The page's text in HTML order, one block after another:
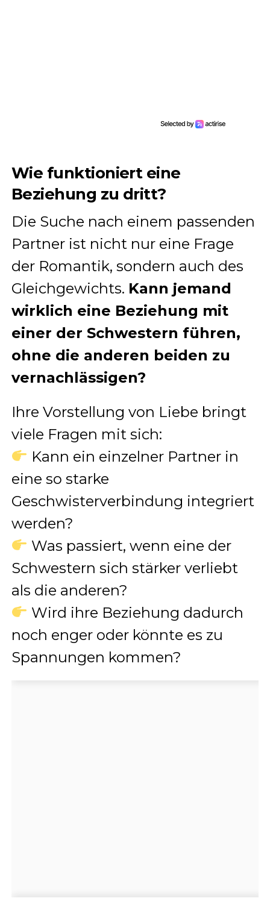
Wie funktioniert eine
Beziehung zu dritt?
Die Suche nach einem passenden
Partner ist nicht nur eine Frage
der Romantik, sondern auch des
Gleichgewichts. Kann jemand
wirklich eine Beziehung mit
einer der Schwestern führen,
ohne die anderen beiden zu
vernachlässigen?
Ihre Vorstellung von Liebe bringt
viele Fragen mit sich:
Kann ein einzelner Partner in
eine so starke
Geschwisterverbindung integriert
werden?
Was passiert, wenn eine der
Schwestern sich stärker verliebt
als die anderen?
Wird ihre Beziehung dadurch
noch enger oder könnte es zu
Spannungen kommen?